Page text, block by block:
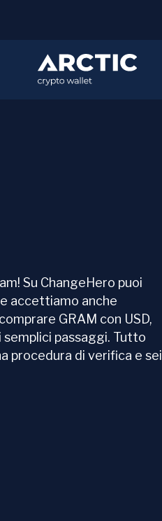
Su ChangeHero puoi
accettiamo anche
GRAM con USD,
passaggi. Tutto
procedura di verifica e sei